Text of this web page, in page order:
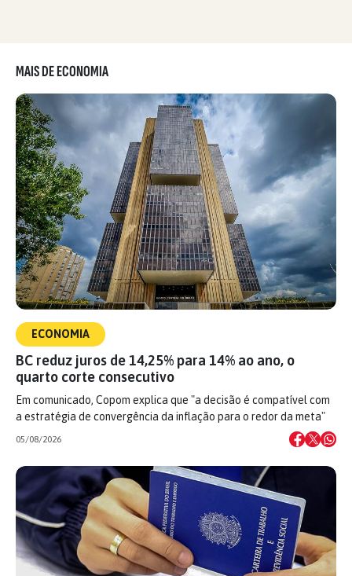
MAIS DE ECONOMIA
ECONOMIA
BC reduz juros de 14,25% para 14% ao ano, o
quarto corte consecutivo
Em comunicado, Copom explica que "a decisão é compatível com
a estratégia de convergência da inflação para o redor da meta"
05/08/2026